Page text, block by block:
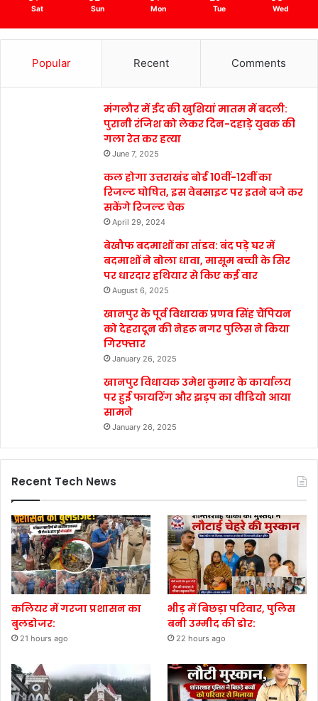
Sat Sun Mon Tue Wed
Popular Recent Comments
मंगलौर में ईद की खुशियां मातम में बदली:
पुरानी रंजिश को लेकर दिन-दहाड़े युवक की
गला रेत कर हत्या
June 7, 2025
कल होगा उत्तराखंड बोर्ड 10वीं-12वीं का
रिजल्ट घोषित, इस वेबसाइट पर इतने बजे कर
सकेंगे रिजल्ट चेक
April 29, 2024
बेखौफ बदमाशों का तांडव: बंद पड़े घर में
बदमाशों ने बोला धावा, मासूम बच्ची के सिर
पर धारदार हथियार से किए कई वार
August 6, 2025
खानपुर के पूर्व विधायक प्रणव सिंह चैंपियन
को देहरादून की नेहरू नगर पुलिस ने किया
गिरफ्तार
January 26, 2025
खानपुर विधायक उमेश कुमार के कार्यालय
पर हुई फायरिंग और झड़प का वीडियो आया
सामने
January 26, 2025
Recent Tech News
कलियर में गरजा प्रशासन का
बुलडोजर:
21 hours ago
भीड़ में बिछड़ा परिवार, पुलिस
बनी उम्मीद की डोर:
22 hours ago